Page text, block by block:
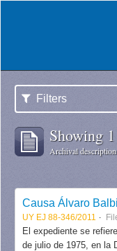
Filters
Showing
Archival description
Causa Álvaro
UY EJ 88-346/2011
El expediente se
de julio de 1975, en la